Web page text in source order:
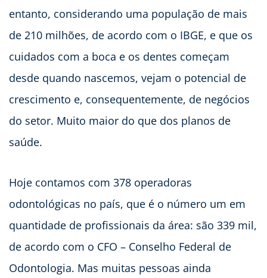
entanto, considerando uma população de mais
de 210 milhões, de acordo com o IBGE, e que os
cuidados com a boca e os dentes começam
desde quando nascemos, vejam o potencial de
crescimento e, consequentemente, de negócios
do setor. Muito maior do que dos planos de
saúde.
Hoje contamos com 378 operadoras
odontológicas no país, que é o número um em
quantidade de profissionais da área: são 339 mil,
de acordo com o CFO – Conselho Federal de
Odontologia. Mas muitas pessoas ainda